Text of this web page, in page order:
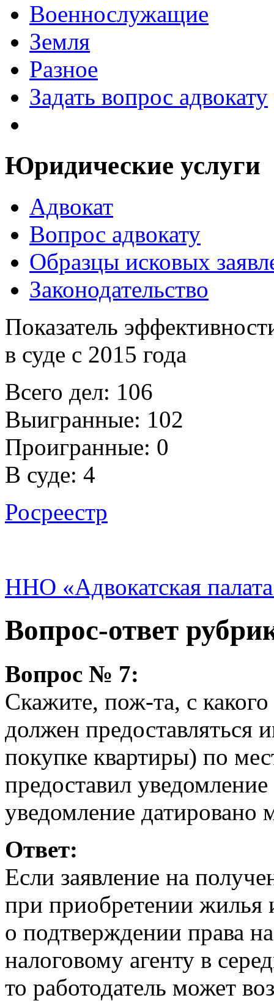
Военнослужащие
Земля
Разное
Задать вопрос адвокату
Юридические услуги
Адвокат
Вопрос адвокату
Образцы исковых
Законодательство
Показатель
в суде с 2015 года
Всего дел: 106
Выигранные: 102
Проигранные: 0
В суде: 4
Росреестр
ННО «Адвокатская
Вопрос-ответ
Вопрос № 7:
Скажите, пож-та, с
должен
покупке квартиры) по
предоставил
уведомление датировано
Ответ:
Если заявление на
при приобретении жилья
о подтверждении права
налоговому агенту в
то работодатель может